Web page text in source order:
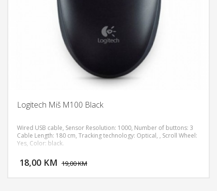
Logitech Miš M100 Black
Wired USB cable, Sensor Resolution: 1000, Number of buttons: 3
Cable Length: 180 cm, Tracking technology: Optical, , Scroll Wheel:
Yes, Color: black.
18,00 KM 19,00 KM